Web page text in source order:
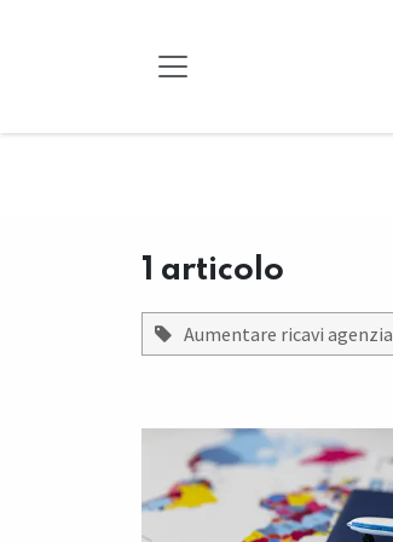
1 articolo
Aumentare ricavi agenzia